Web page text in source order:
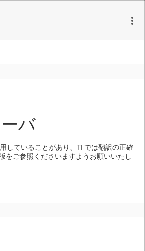
バ
していることがあり、TI では翻訳の正確
をご参照くださいますようお願いいたし